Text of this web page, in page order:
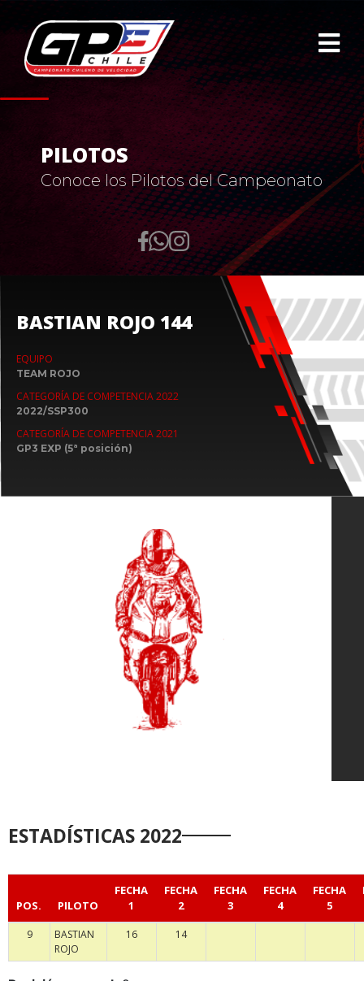
PILOTOS
Conoce los Pilotos del Campeonato
BASTIAN ROJO 144
EQUIPO
TEAM ROJO
CATEGORÍA DE COMPETENCIA 2022
2022/SSP300
CATEGORÍA DE COMPETENCIA 2021
GP3 EXP (5ª posición)
ESTADÍSTICAS 2022
POS. PILOTO
FECHA
1
FECHA
2
FECHA
3
FECHA
4
FECHA
5
9
BASTIAN
ROJO
16 14